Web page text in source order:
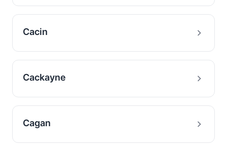
Cacin
Cackayne
Cagan